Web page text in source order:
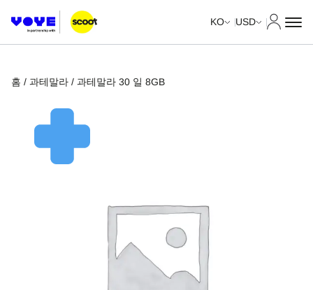
KO USD
홈 / 과테말라 / 과테말라 30 일 8GB